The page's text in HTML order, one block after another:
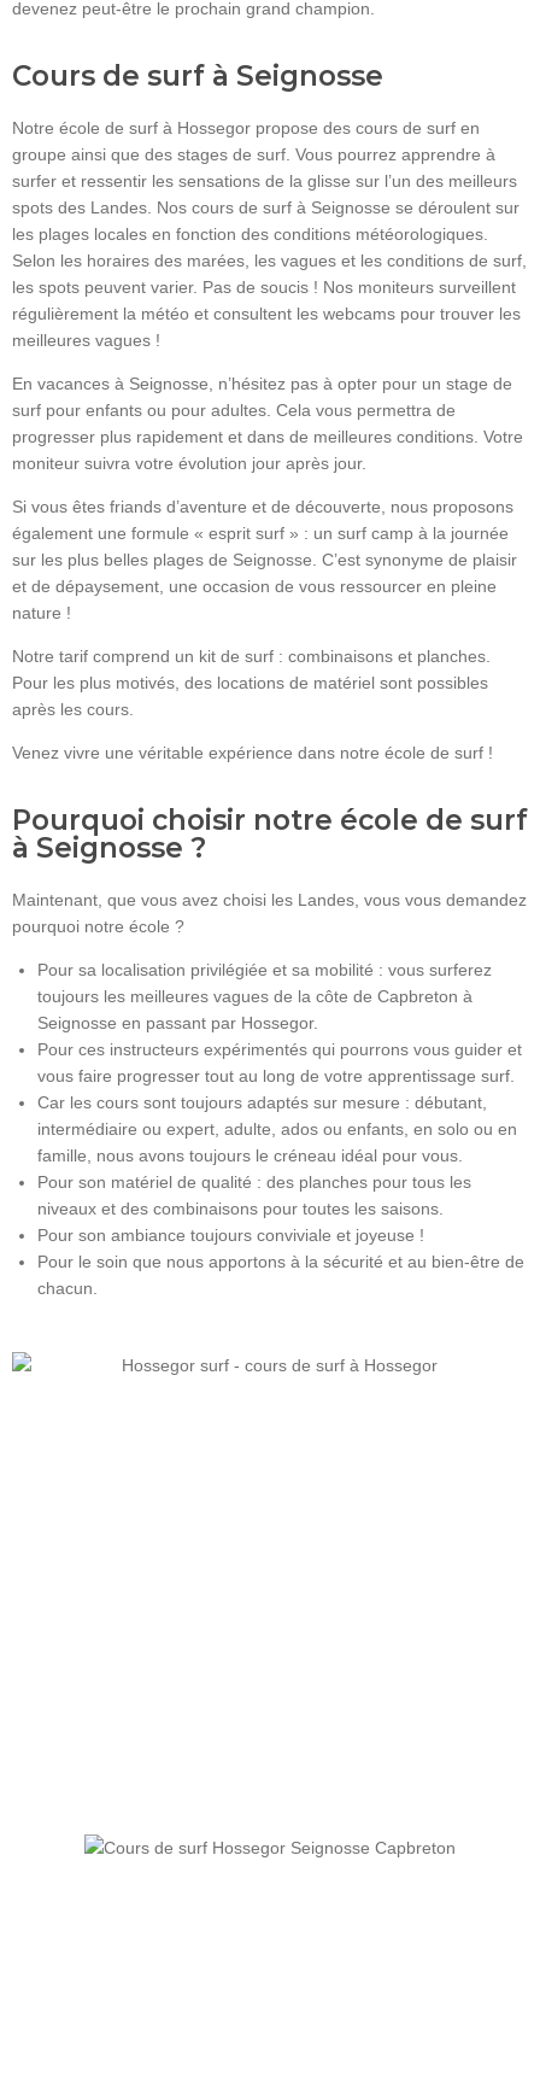
devenez peut-être le prochain grand champion.
Cours de surf à Seignosse
Notre école de surf à Hossegor propose des cours de surf en
groupe ainsi que des stages de surf. Vous pourrez apprendre à
surfer et ressentir les sensations de la glisse sur l’un des meilleurs
spots des Landes. Nos cours de surf à Seignosse se déroulent sur
les plages locales en fonction des conditions météorologiques.
Selon les horaires des marées, les vagues et les conditions de surf,
les spots peuvent varier. Pas de soucis ! Nos moniteurs surveillent
régulièrement la météo et consultent les webcams pour trouver les
meilleures vagues !
En vacances à Seignosse, n’hésitez pas à opter pour un stage de
surf pour enfants ou pour adultes. Cela vous permettra de
progresser plus rapidement et dans de meilleures conditions. Votre
moniteur suivra votre évolution jour après jour.
Si vous êtes friands d’aventure et de découverte, nous proposons
également une formule « esprit surf » : un surf camp à la journée
sur les plus belles plages de Seignosse. C’est synonyme de plaisir
et de dépaysement, une occasion de vous ressourcer en pleine
nature !
Notre tarif comprend un kit de surf : combinaisons et planches.
Pour les plus motivés, des locations de matériel sont possibles
après les cours.
Venez vivre une véritable expérience dans notre école de surf !
Pourquoi choisir notre école de surf
à Seignosse ?
Maintenant, que vous avez choisi les Landes, vous vous demandez
pourquoi notre école ?
Pour sa localisation privilégiée et sa mobilité : vous surferez
toujours les meilleures vagues de la côte de Capbreton à
Seignosse en passant par Hossegor.
Pour ces instructeurs expérimentés qui pourrons vous guider et
vous faire progresser tout au long de votre apprentissage surf.
Car les cours sont toujours adaptés sur mesure : débutant,
intermédiaire ou expert, adulte, ados ou enfants, en solo ou en
famille, nous avons toujours le créneau idéal pour vous.
Pour son matériel de qualité : des planches pour tous les
niveaux et des combinaisons pour toutes les saisons.
Pour son ambiance toujours conviviale et joyeuse !
Pour le soin que nous apportons à la sécurité et au bien-être de
chacun.